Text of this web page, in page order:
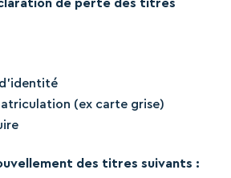
de perte des titres
(ex carte grise)
des titres suivants :